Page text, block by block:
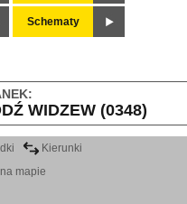
Schematy
WIDZEW (0348)
Kierunki
mapie